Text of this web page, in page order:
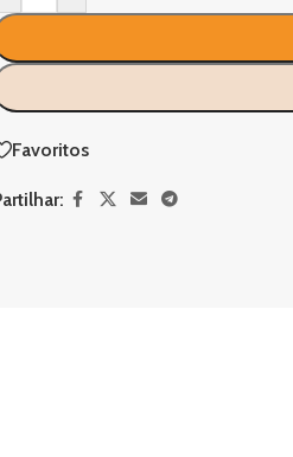
Favoritos